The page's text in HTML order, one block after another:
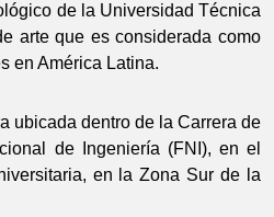
de la Universidad Técnica
arte que es considerada como
en América Latina.
ubicada dentro de la Carrera de
de Ingeniería (FNI), en el
en la Zona Sur de la